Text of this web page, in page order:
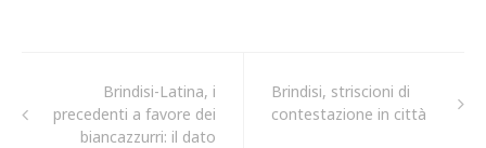
Brindisi-Latina, i
precedenti a favore dei
biancazzurri: il dato
Brindisi, striscioni di
contestazione in città